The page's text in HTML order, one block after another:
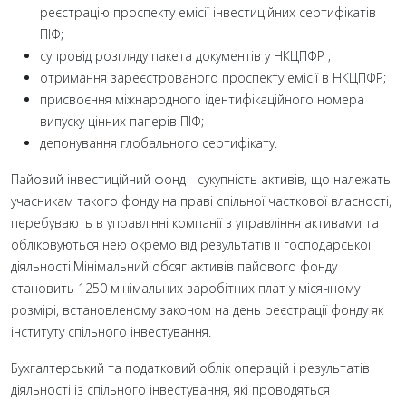
реєстрацію проспекту емісії інвестиційних сертифікатів
ПІФ;
супровід розгляду пакета документів у НКЦПФР ;
отримання зареєстрованого проспекту емісії в НКЦПФР;
присвоєння міжнародного ідентифікаційного номера
випуску цінних паперів ПІФ;
депонування глобального сертифікату.
Пайовий інвестиційний фонд - сукупність активів, що належать
учасникам такого фонду на праві спільної часткової власності,
перебувають в управлінні компанії з управління активами та
обліковуються нею окремо від результатів її господарської
діяльності.Мінімальний обсяг активів пайового фонду
становить 1250 мінімальних заробітних плат у місячному
розмірі, встановленому законом на день реєстрації фонду як
інституту спільного інвестування.
Бухгалтерський та податковий облік операцій і результатів
діяльності із спільного інвестування, які проводяться